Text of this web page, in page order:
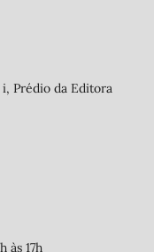
Prédio da Editora
às 17h